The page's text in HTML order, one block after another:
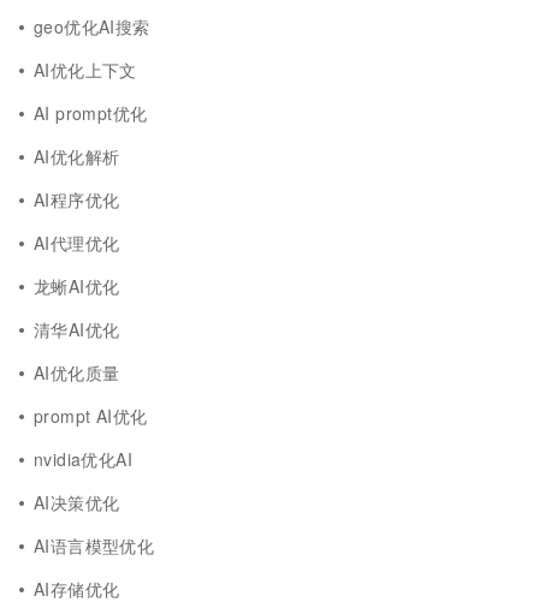
geo优化AI搜索
AI优化上下文
AI prompt优化
AI优化解析
AI程序优化
AI代理优化
龙蜥AI优化
清华AI优化
AI优化质量
prompt AI优化
nvidia优化AI
AI决策优化
AI语言模型优化
AI存储优化